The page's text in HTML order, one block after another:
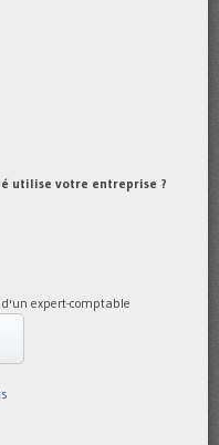
utilise votre entreprise ?
expert-comptable